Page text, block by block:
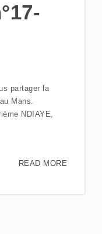
partager la
Mans.
NDIAYE,
READ MORE